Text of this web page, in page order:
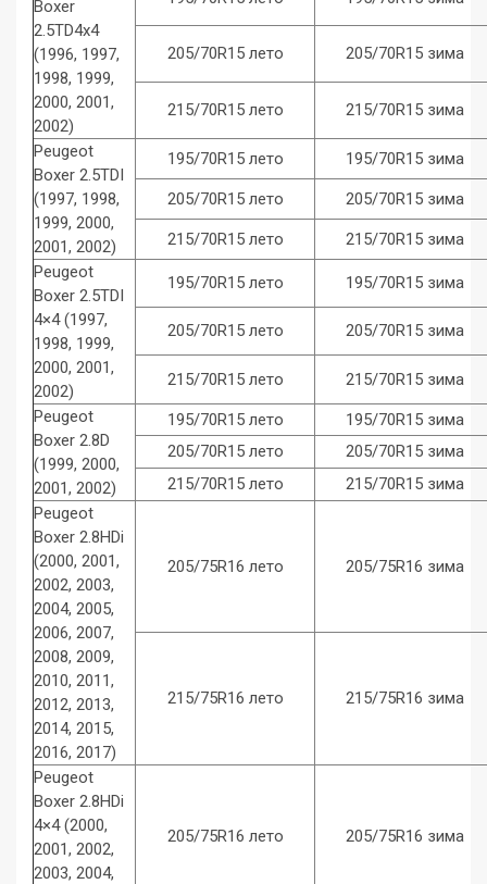
Boxer
2.5TD4x4
(1996, 1997,
1998, 1999,
2000, 2001,
2002)
205/70R15 лето 205/70R15 зима
215/70R15 лето 215/70R15 зима
Peugeot
Boxer 2.5TDI
(1997, 1998,
1999, 2000,
2001, 2002)
195/70R15 лето 195/70R15 зима
205/70R15 лето 205/70R15 зима
215/70R15 лето
215/70R15 зима
Peugeot
Boxer 2.5TDI
4×4 (1997,
1998, 1999,
2000, 2001,
2002)
195/70R15 лето 195/70R15 зима
205/70R15 лето 205/70R15 зима
215/70R15 лето
215/70R15 зима
Peugeot
Boxer 2.8D
(1999, 2000,
2001, 2002)
195/70R15 лето
195/70R15 зима
205/70R15 лето
205/70R15 зима
215/70R15 лето
215/70R15 зима
Peugeot
Boxer 2.8HDi
(2000, 2001,
2002, 2003,
2004, 2005,
2006, 2007,
2008, 2009,
2010, 2011,
2012, 2013,
2014, 2015,
2016, 2017)
205/75R16 лето 205/75R16 зима
215/75R16 лето 215/75R16 зима
Peugeot
Boxer 2.8HDi
4×4 (2000,
2001, 2002,
2003, 2004,
205/75R16 лето 205/75R16 зима